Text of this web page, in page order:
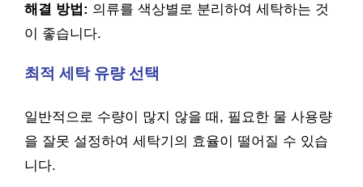
해결 방법: 의류를 색상별로 분리하여 세탁하는 것
이 좋습니다.
최적 세탁 유량 선택
일반적으로 수량이 많지 않을 때, 필요한 물 사용량
을 잘못 설정하여 세탁기의 효율이 떨어질 수 있습
니다.